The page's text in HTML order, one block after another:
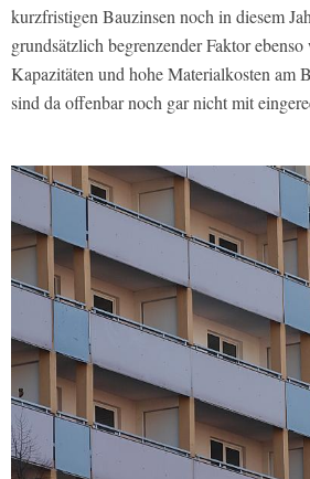
kurzfristigen Bauzinsen noch in diesem
grundsätzlich begrenzender Faktor
Kapazitäten und hohe Materialkosten am
sind da offenbar noch gar nicht mit